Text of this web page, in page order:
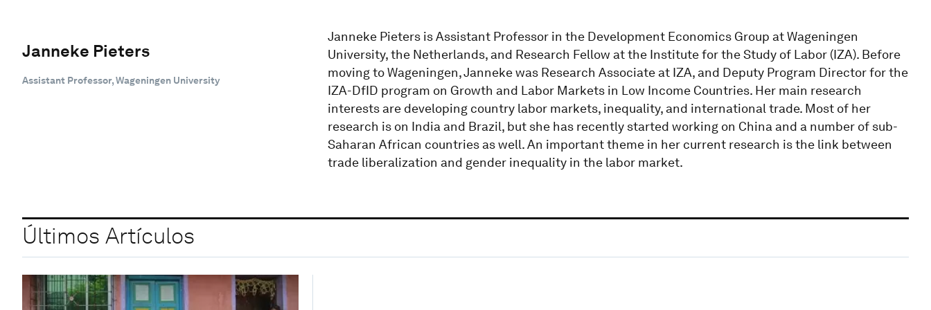
Janneke Pieters
Assistant Professor, Wageningen University
Janneke Pieters is Assistant Professor in the Development Economics Group at Wageningen
University, the Netherlands, and Research Fellow at the Institute for the Study of Labor (IZA). Before
moving to Wageningen, Janneke was Research Associate at IZA, and Deputy Program Director for the
IZA-DfID program on Growth and Labor Markets in Low Income Countries. Her main research
interests are developing country labor markets, inequality, and international trade. Most of her
research is on India and Brazil, but she has recently started working on China and a number of sub-
Saharan African countries as well. An important theme in her current research is the link between
trade liberalization and gender inequality in the labor market.
Últimos Artículos